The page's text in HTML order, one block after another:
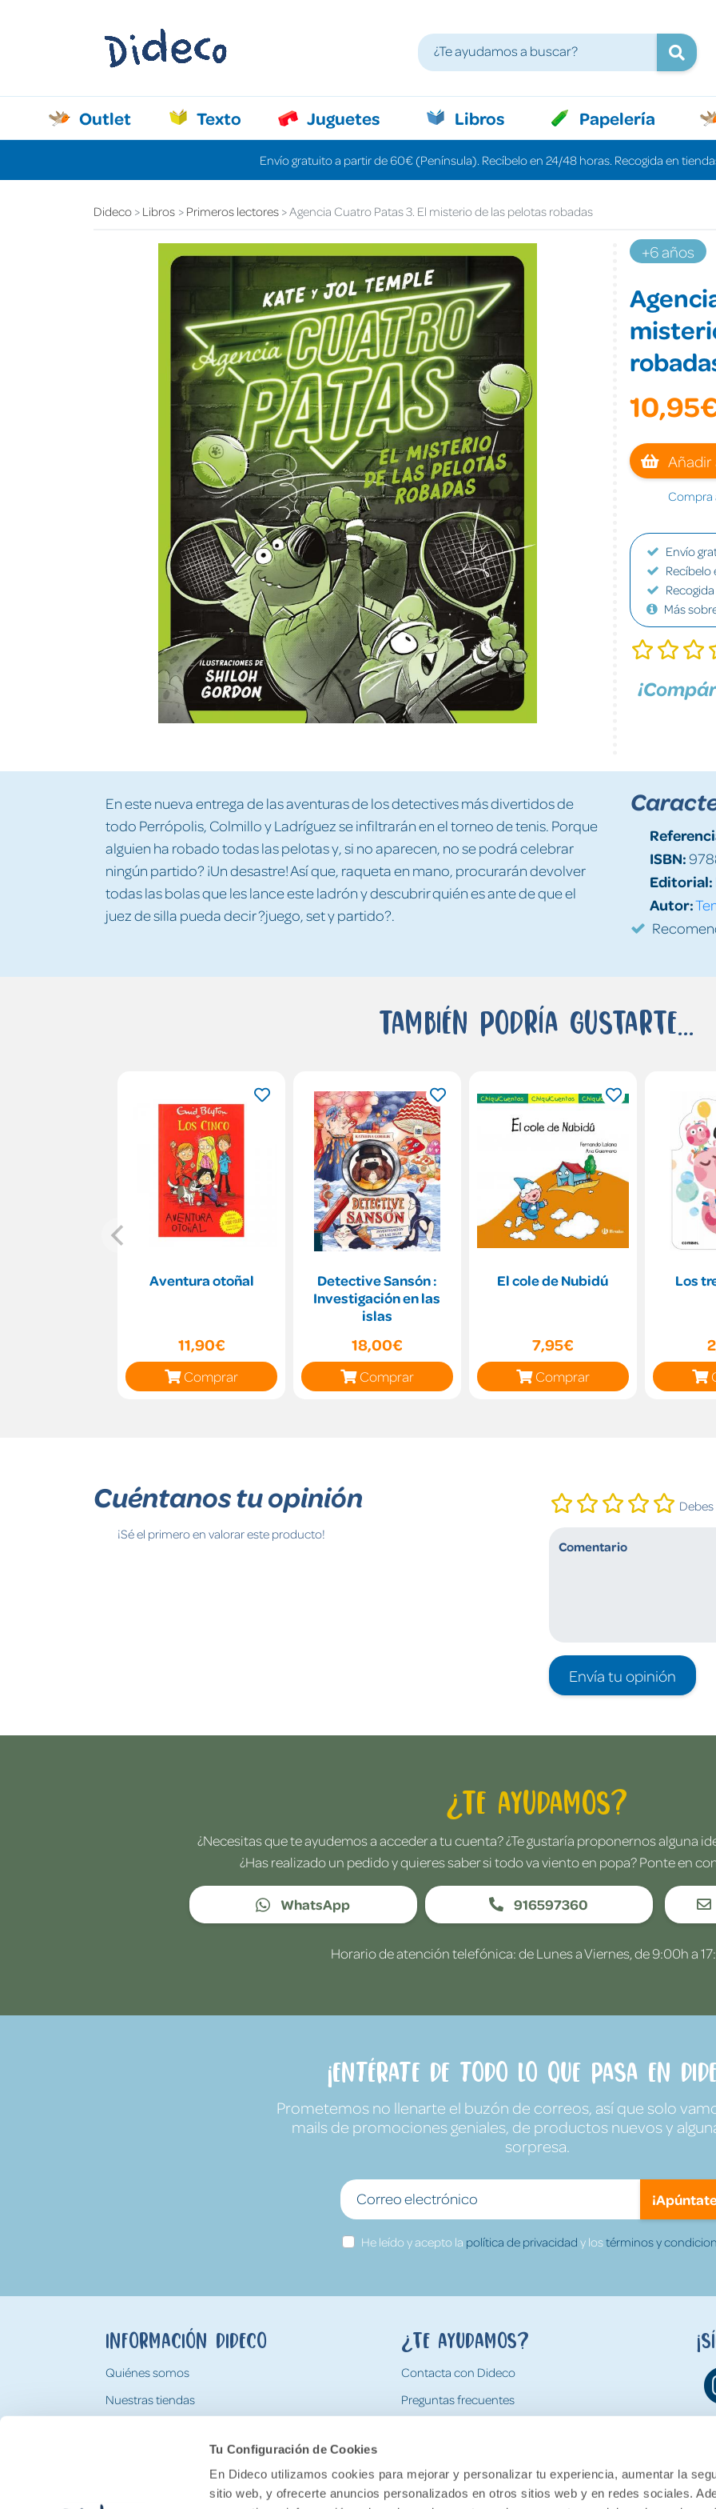
Tu Configuración de Cookies
En Dideco utilizamos cookies para mejorar y personalizar tu experiencia, aumentar la
sitio web, y ofrecerte anuncios personalizados en otros sitios web y en redes sociales.
Outlet Texto Juguetes Libros Papelería
Envío gratuito a partir de 60€ (Península). Recíbelo en 24/48 horas. Recogida en
Dideco Libros Primeros lectores Agencia Cuatro Patas 3. El misterio de las pelotas robadas
+6 años
Añadir
Compra
Envío
Recíbelo
Más
En este nueva entrega de las aventuras de los detectives más divertidos de
todo Perrópolis, Colmillo y Ladríguez se infiltrarán en el torneo de tenis. Porque
alguien ha robado todas las pelotas y, si no aparecen, no se podrá celebrar
ningún partido? ¡Un desastre! Así que, raqueta en mano, procurarán devolver
todas las bolas que les lance este ladrón y descubrir quién es ante de que el
juez de silla pueda decir ?juego, set y partido?.
ISBN:
Editorial:
Autor:
También podría gustarte...
Aventura otoñal
11,90€
Comprar
Detective Sansón :
Investigación en las
islas
18,00€
Comprar
El cole de Nubidú
7,95€
Comprar
Los
Cuéntanos tu opinión
¡Sé el primero en valorar este producto!
Envía tu opinión
¿Te ayudamos?
¿Necesitas que te ayudemos a acceder a tu cuenta? ¿Te gustaría proponernos alguna
¿Has realizado un pedido y quieres saber si todo va viento en popa? Ponte en
WhatsApp 916597360
Horario de atención telefónica: de Lunes a Viernes, de 9:00h a
¡Entérate de todo lo que pasa en
Prometemos no llenarte el buzón de correos, así que solo
mails de promociones geniales, de productos nuevos y
sorpresa.
He leído y acepto la política de privacidad y lostérminos y
Información Dideco
Quiénes somos
Nuestras tiendas
Tarjeta Regalo Dideco
¿Te ayudamos?
Contacta con Dideco
Preguntas frecuentes
Devoluciones